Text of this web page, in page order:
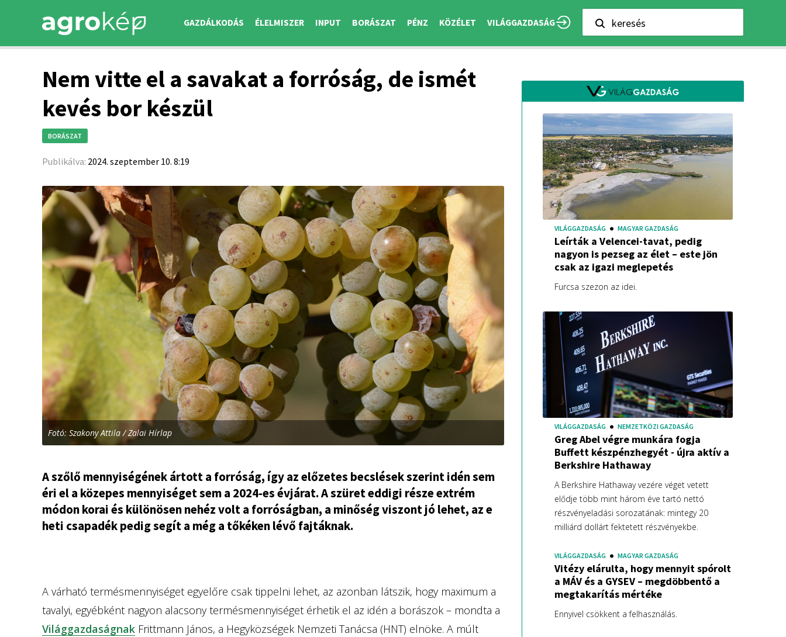
GAZDÁLKODÁS ÉLELMISZER INPUT BORÁSZAT PÉNZ KÖZÉLET VILÁGGAZDASÁG keresés
Nem vitte el a savakat a forróság, de ismét
kevés bor készül
BORÁSZAT
Publikálva: 2024. szeptember 10. 8:19
Fotó: Szakony Attila / Zalai Hírlap
A szőlő mennyiségének ártott a forróság, így az előzetes becslések szerint idén sem
éri el a közepes mennyiséget sem a 2024-es évjárat. A szüret eddigi része extrém
módon korai és különösen nehéz volt a forróságban, a minőség viszont jó lehet, az e
heti csapadék pedig segít a még a tőkéken lévő fajtáknak.
A várható termésmennyiséget egyelőre csak tippelni lehet, az azonban látszik, hogy maximum a
tavalyi, egyébként nagyon alacsony termésmennyiséget érhetik el az idén a borászok – mondta a
Világgazdaságnak Frittmann János, a Hegyközségek Nemzeti Tanácsa (HNT) elnöke. A múlt
VILÁGGAZDASÁG MAGYAR GAZDASÁG
Leírták a Velencei-tavat, pedig
nagyon is pezseg az élet – este jön
csak az igazi meglepetés
Furcsa szezon az idei.
VILÁGGAZDASÁG NEMZETKÖZI GAZDASÁG
Greg Abel végre munkára fogja
Buffett készpénzhegyét - újra aktív a
Berkshire Hathaway
A Berkshire Hathaway vezére véget vetett
elődje több mint három éve tartó nettó
részvényeladási sorozatának: mintegy 20
milliárd dollárt fektetett részvényekbe.
VILÁGGAZDASÁG MAGYAR GAZDASÁG
Vitézy elárulta, hogy mennyit spórolt
a MÁV és a GYSEV – megdöbbentő a
megtakarítás mértéke
Ennyivel csökkent a felhasználás.